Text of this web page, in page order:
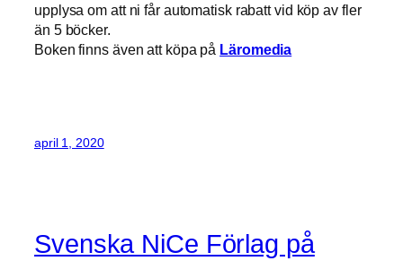
upplysa om att ni får automatisk rabatt vid köp av fler
än 5 böcker.
Boken finns även att köpa på Läromedia
april 1, 2020
Svenska NiCe Förlag på